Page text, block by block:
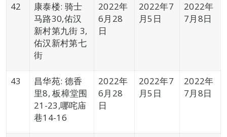
42
康泰楼: 骑士
马路30,佑汉
新村第九街 3,
佑汉新村第七
街
2022年
6月28
日
2022年7
月5日
2022年
7月8日
43
昌华苑: 德香
里8, 板樟堂围
21-23,哪咤庙
巷14-16
2022年
6月28
日
2022年7
月5日
2022年
7月8日